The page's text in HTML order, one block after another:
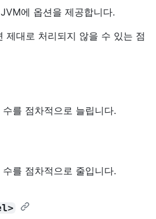
에 옵션을 제공합니다.
제대로 처리되지 않을 수 있는 점
를 점차적으로 늘립니다.
를 점차적으로 줄입니다.